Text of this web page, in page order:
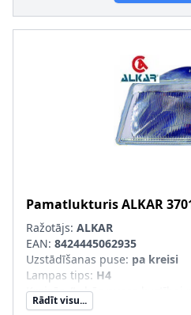
PamatlukturisALKAR
Ražotājs: ALKAR
EAN: 8424445062935
Uzstādīšanas puse: pa kreisi
Lampas tips: H4
Kreisās-/Labās puses kustībai
Kreisāspuses stūres vadībai
Rādīt visu...